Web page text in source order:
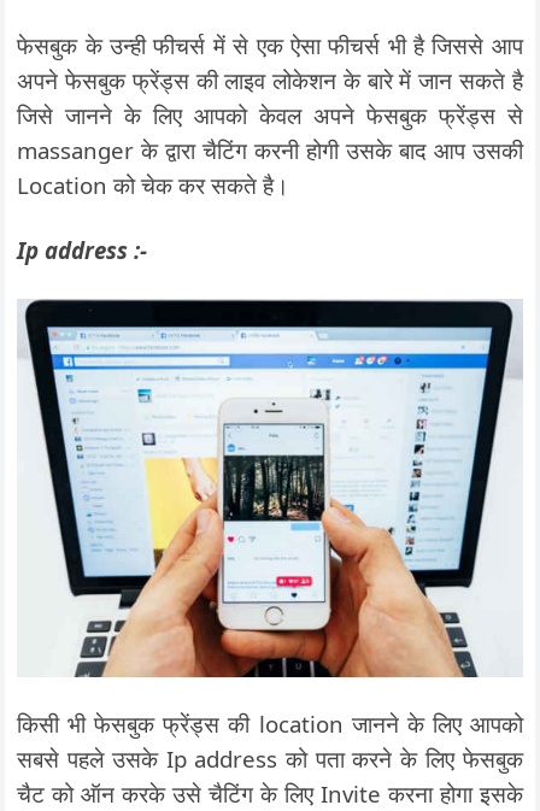
फेसबुक के उन्ही फीचर्स में से एक ऐसा फीचर्स भी है जिससे आप
अपने फेसबुक फ्रेंड्स की लाइव लोकेशन के बारे में जान सकते है
जिसे जानने के लिए आपको केवल अपने फेसबुक फ्रेंड्स से
massanger के द्वारा चैटिंग करनी होगी उसके बाद आप उसकी
Location को चेक कर सकते है।
Ip address :-
किसी भी फेसबुक फ्रेंड्स की location जानने के लिए आपको
सबसे पहले उसके Ip address को पता करने के लिए फेसबुक
चैट को ऑन करके उसे चैटिंग के लिए Invite करना होगा इसके